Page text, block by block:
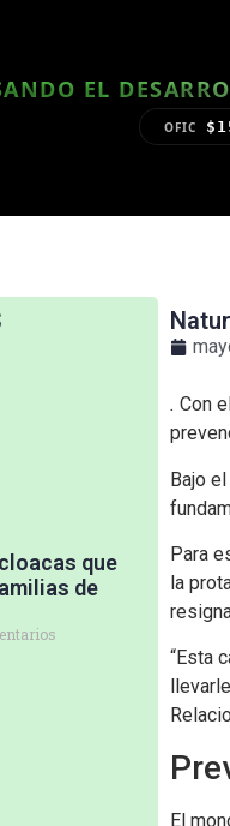
EL
OFIC
que
de
. Con
Bajo
Para
la
“Esta
El